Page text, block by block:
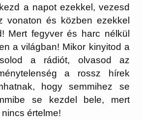
a napot ezekkel, vezesd
vonaton és közben ezekkel
Mert fegyver és harc nélkül
a világban! Mikor kinyitod a
a rádiót, olvasod az
a rossz hírek
hogy semmihez se
se kezdel bele, mert
értelme!